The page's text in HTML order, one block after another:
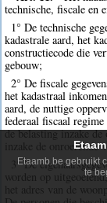
technische, fiscale en
1° De technische
kadastrale aard, het
constructiecode die
gebouw;
2° De fiscale
het kadastraal
aard, de nuttige
federaal fiscaal
de belasting inzake
inzake de onroerende
3° De
worden op
het adres van de
Etaamb.be gebruikt
te